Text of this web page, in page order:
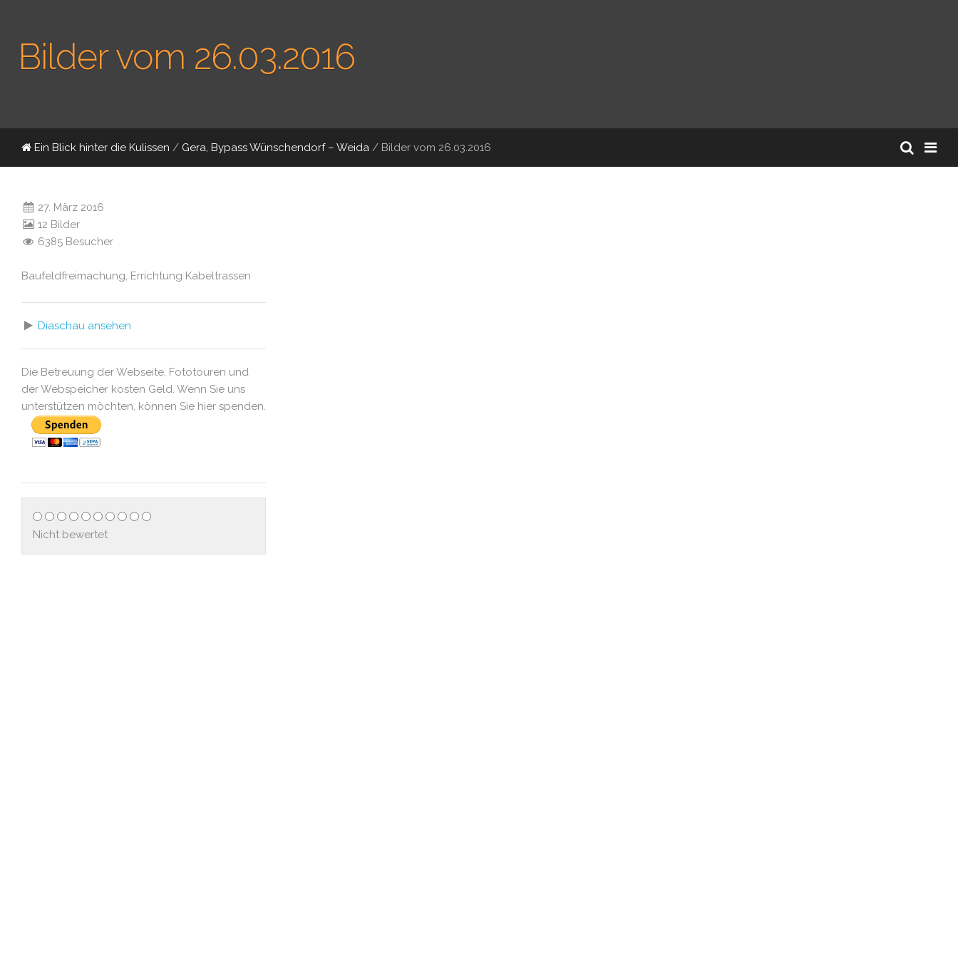
Bilder vom 26.03.2016
Ein Blick hinter die Kulissen / Gera, Bypass Wünschendorf – Weida / Bilder vom 26.03.2016
27. März 2016
12 Bilder
6385 Besucher
Baufeldfreimachung, Errichtung Kabeltrassen
Diaschau ansehen
Die Betreuung der Webseite, Fototouren und
der Webspeicher kosten Geld. Wenn Sie uns
unterstützen möchten, können Sie hier spenden.
Nicht bewertet